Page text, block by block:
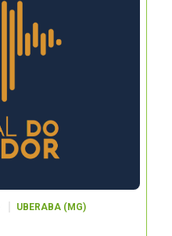
UBERABA (MG)